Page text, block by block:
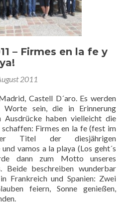
– Firmes en la fe y
2011
Castell D´aro. Es werden
Worte sein, die in Erinnerung
Ausdrücke haben vielleicht die
schaffen: Firmes en la fe (fest im
Titel der diesjährigen
vamos a la playa (Los geht´s
dann zum Motto unseres
Beide beschreiben wunderbar
Frankreich und Spanien: Zwei
feiern, Sonne genießen,